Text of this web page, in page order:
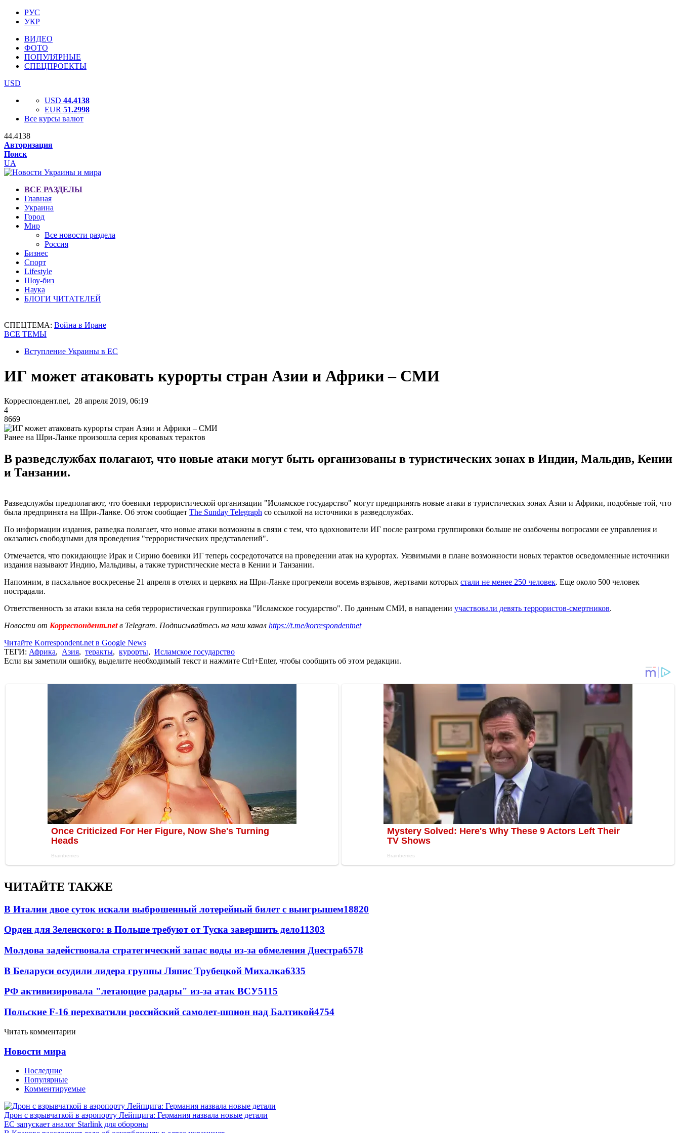
РУС
УКР
ВИДЕО
ФОТО
ПОПУЛЯРНЫЕ
СПЕЦПРОЕКТЫ
USD
USD 44.4138
EUR 51.2998
Все курсы валют
44.4138
Авторизация
Поиск
UA
ВСЕ РАЗДЕЛЫ
Главная
Украина
Город
Мир
Все новости раздела
Россия
Бизнес
Спорт
Lifestyle
Шоу-биз
Наука
БЛОГИ ЧИТАТЕЛЕЙ
СПЕЦТЕМА: Война в Иране
ВСЕ ТЕМЫ
Вступление Украины в ЕС
ИГ может атаковать курорты стран Азии и Африки – СМИ
Корреспондент.net, 28 апреля 2019, 06:19
4
8669
Ранее на Шри-Ланке произошла серия кровавых терактов
В разведслужбах полагают, что новые атаки могут быть организованы в туристических зонах в Индии, Мальдив, Кении
и Танзании.
Разведслужбы предполагают, что боевики террористической организации "Исламское государство" могут предпринять новые атаки в туристических зонах Азии и Африки, подобные той, что
была предпринята на Шри-Ланке. Об этом сообщает The Sunday Telegraph со ссылкой на источники в разведслужбах.
По информации издания, разведка полагает, что новые атаки возможны в связи с тем, что вдохновители ИГ после разгрома группировки больше не озабочены вопросами ее управления и
оказались свободными для проведения "террористических представлений".
Отмечается, что покидающие Ирак и Сирию боевики ИГ теперь сосредоточатся на проведении атак на курортах. ​Уязвимыми в плане возможности новых терактов осведомленные источники
издания называют Индию, Мальдивы, а также туристические места в Кении и Танзании.
Напомним, в пасхальное воскресенье 21 апреля в отелях и церквях на Шри-Ланке прогремели восемь взрывов, жертвами которых стали не менее 250 человек. Еще около 500 человек
пострадали.
Ответственность за атаки взяла на себя террористическая группировка "Исламское государство". По данным СМИ, в нападении участвовали девять террористов-смертников.
Новости от Корреспондент.netв Telegram. Подписывайтесь на наш канал https://t.me/korrespondentnet
Читайте Korrespondent.net в Google News
ТЕГИ: Африка, Азия, теракты, курорты, Исламское государство
Если вы заметили ошибку, выделите необходимый текст и нажмите Ctrl+Enter, чтобы сообщить об этом редакции.
ЧИТАЙТЕ ТАКЖЕ
В Италии двое суток искали выброшенный лотерейный билет с выигрышем18820
Орден для Зеленского: в Польше требуют от Туска завершить дело11303
Молдова задействовала стратегический запас воды из-за обмеления Днестра6578
В Беларуси осудили лидера группы Ляпис Трубецкой Михалка6335
РФ активизировала "летающие радары" из-за атак ВСУ5115
Польские F-16 перехватили российский самолет-шпион над Балтикой4754
Читать комментарии
Новости мира
Последние
Популярные
Комментируемые
Дрон с взрывчаткой в аэропорту Лейпцига: Германия назвала новые детали
ЕС запускает аналог Starlink для обороны